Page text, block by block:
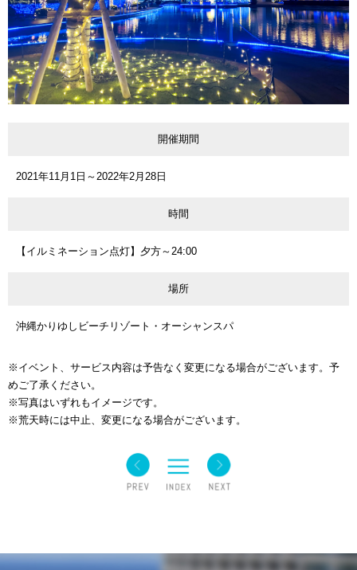
開催期間
2021年11月1日～2022年2月28日
時間
【イルミネーション点灯】夕方～24:00
場所
沖縄かりゆしビーチリゾート・オーシャンスパ
※イベント、サービス内容は予告なく変更になる場合がございます。予
めご了承ください。
※写真はいずれもイメージです。
※荒天時には中止、変更になる場合がございます。